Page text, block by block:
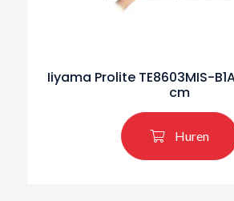
Iiyama Prolite TE8603MIS-
cm
Huren